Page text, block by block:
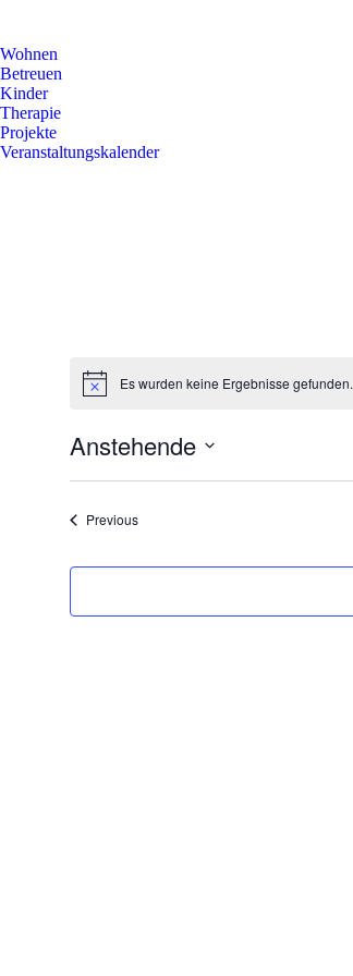
Wohnen
Betreuen
Kinder
Therapie
Projekte
Veranstaltungskalender
Es wurden keine Ergebnisse gefunden.
Anstehende
PreviousVeranstaltungen